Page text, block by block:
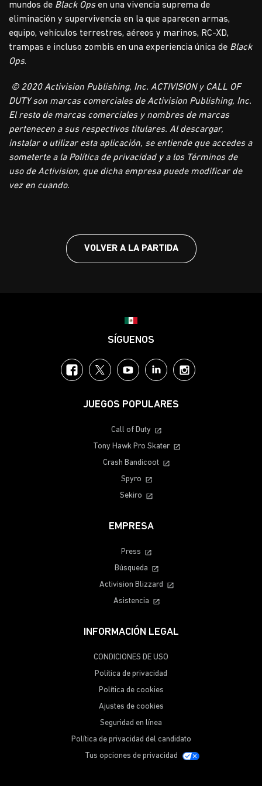
mundos de Black Opsen una vivencia suprema de
eliminación y supervivencia en la que aparecen armas,
equipo, vehículos terrestres, aéreos y marinos, RC-XD,
trampas e incluso zombis en una experiencia única de Black
Ops.
© 2020 Activision Publishing, Inc. ACTIVISION y CALL OF
DUTY son marcas comerciales de Activision Publishing, Inc.
El resto de marcas comerciales y nombres de marcas
pertenecen a sus respectivos titulares. Al descargar,
instalar o utilizar esta aplicación, se entiende que accedes a
someterte a la Política de privacidad y a los Términos de
uso de Activision, que dicha empresa puede modificar de
vez en cuando.
VOLVER A LA PARTIDA
SÍGUENOS
FacebookTwitter YouTubeLinkedIn
JUEGOS POPULARES
Call of Duty
Tony Hawk Pro Skater
Crash Bandicoot
Spyro
Sekiro
EMPRESA
Press
Búsqueda
Activision Blizzard
Asistencia
INFORMACIÓN LEGAL
CONDICIONES DE USO
Política de privacidad
Política de cookies
Ajustes de cookies
Seguridad en línea
Política de privacidad del candidato
Tus opciones de privacidad
Choose your region